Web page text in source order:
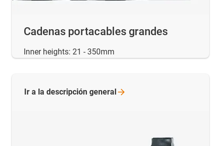
Cadenas portacables grandes
Inner heights: 21 - 350mm
Ir a la descripción general